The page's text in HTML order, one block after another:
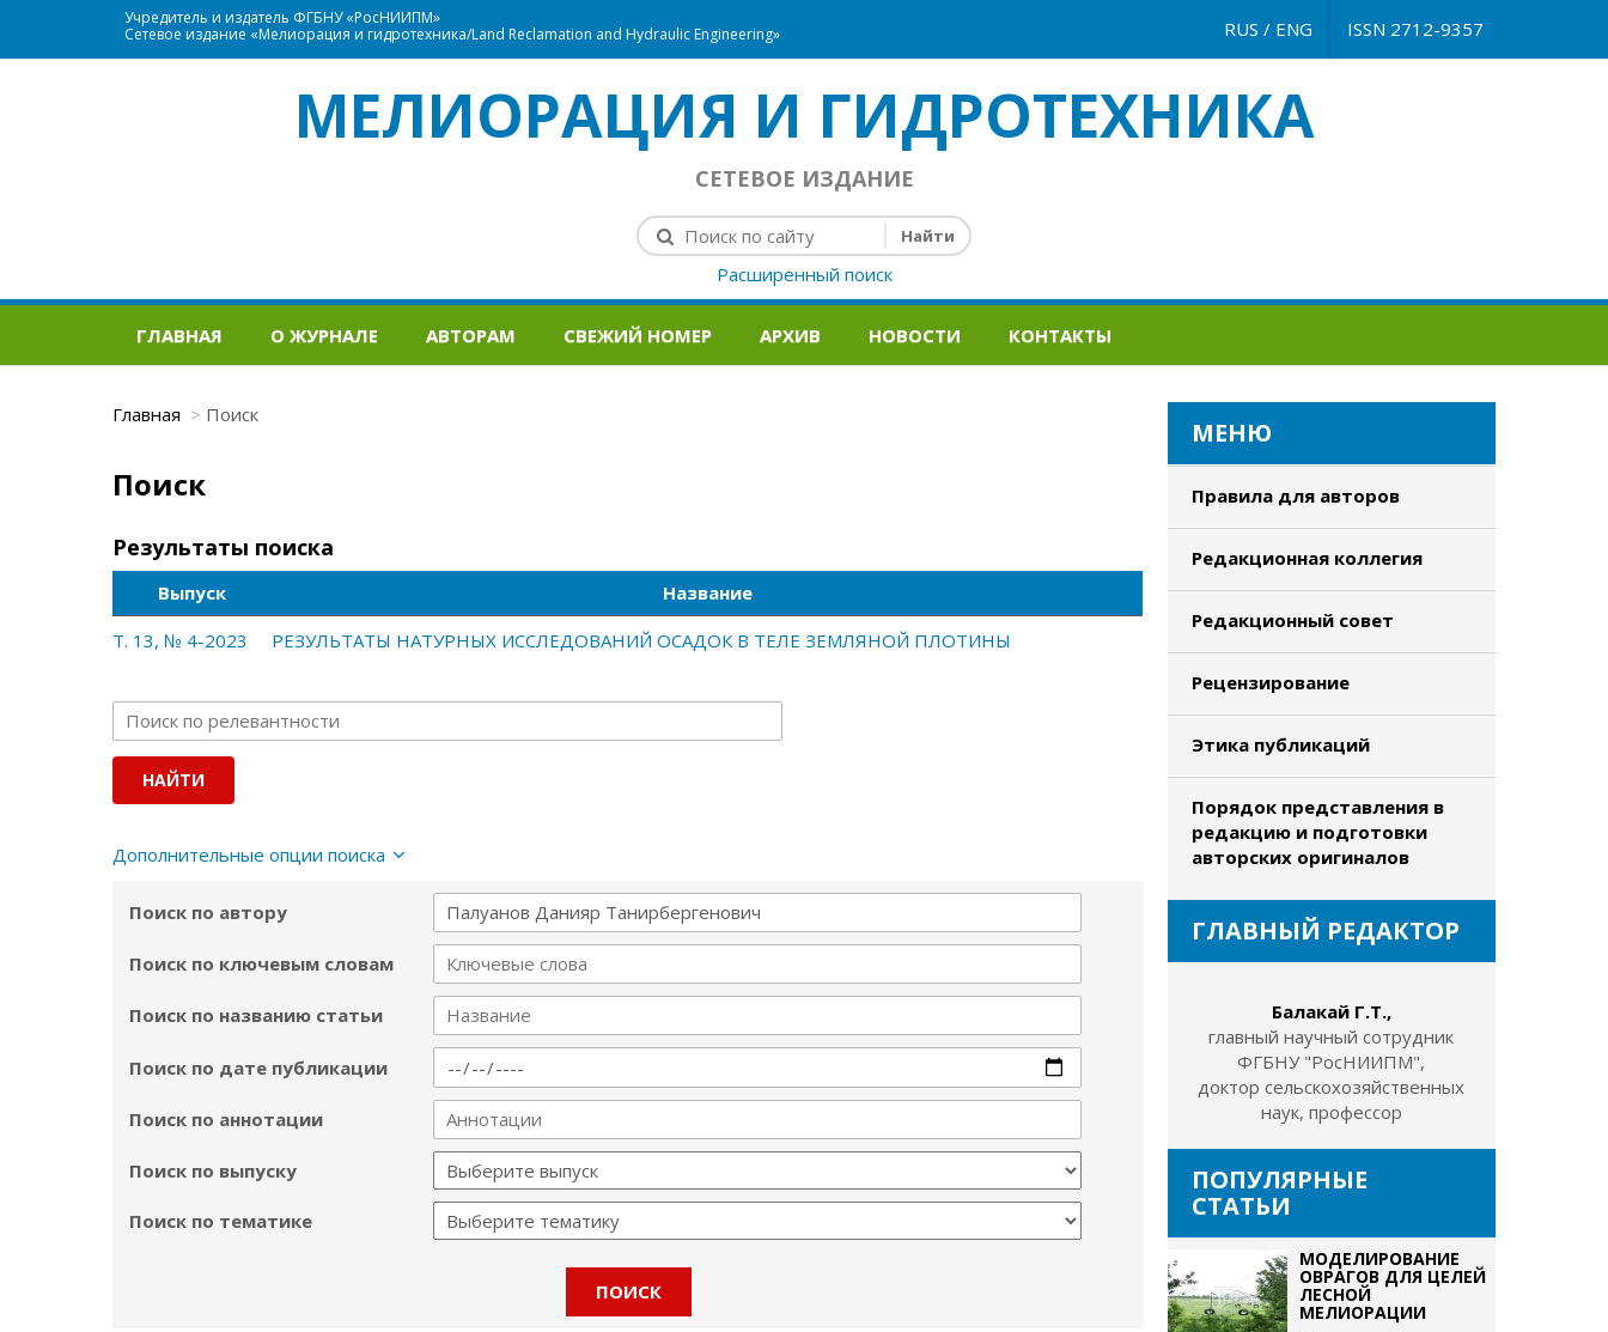
Учредитель и издатель ФГБНУ «РосНИИПМ»
Сетевое издание «Мелиорация и гидротехника/Land Reclamation and Hydraulic Engineering»
ISSN 2712-9357
RUS / ENG
МЕЛИОРАЦИЯ И ГИДРОТЕХНИКА
СЕТЕВОЕ ИЗДАНИЕ
Расширенный поиск
ГЛАВНАЯ О ЖУРНАЛЕ АВТОРАМ СВЕЖИЙ НОМЕР АРХИВ НОВОСТИ КОНТАКТЫ
Главная Поиск
Поиск
Результаты поиска
Выпуск
Название
Т. 13, № 4-2023
РЕЗУЛЬТАТЫ НАТУРНЫХ ИССЛЕДОВАНИЙ ОСАДОК В ТЕЛЕ ЗЕМЛЯНОЙ ПЛОТИНЫ
Дополнительные опции поиска
Поиск по автору
Поиск по ключевым словам
Поиск по названию статьи
Поиск по дате публикации
Поиск по аннотации
Поиск по выпуску
Поиск по тематике
МЕНЮ
Правила для авторов
Редакционная коллегия
Редакционный совет
Рецензирование
Этика публикаций
Порядок представления в
редакцию и подготовки
авторских оригиналов
ГЛАВНЫЙ РЕДАКТОР
Балакай Г.Т.,
главный научный сотрудник
ФГБНУ "РосНИИПМ",
доктор сельскохозяйственных
наук, профессор
ПОПУЛЯРНЫЕ
СТАТЬИ
МОДЕЛИРОВАНИЕ
ОВРАГОВ ДЛЯ ЦЕЛЕЙ
ЛЕСНОЙ
МЕЛИОРАЦИИ